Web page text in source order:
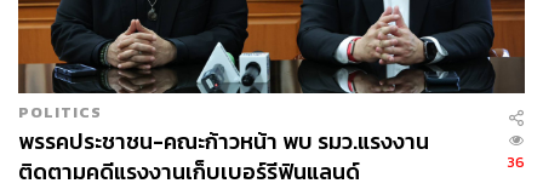
POLITICS
พรรคประชาชน-คณะก้าวหน้า พบ รมว.แรงงาน
ติดตามคดีแรงงานเก็บเบอร์รีฟินแลนด์
36